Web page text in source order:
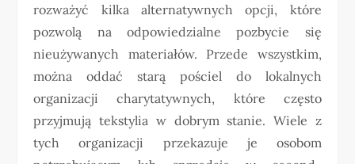
rozważyć kilka alternatywnych opcji, które
pozwolą na odpowiedzialne pozbycie się
nieużywanych materiałów. Przede wszystkim,
można oddać starą pościel do lokalnych
organizacji charytatywnych, które często
przyjmują tekstylia w dobrym stanie. Wiele z
tych organizacji przekazuje je osobom